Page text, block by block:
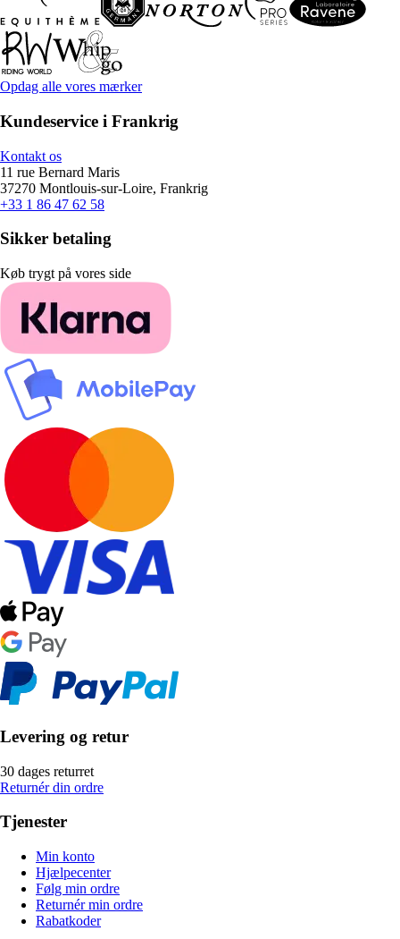
Opdag alle vores mærker
Kundeservice i Frankrig
Kontakt os
11 rue Bernard Maris
37270 Montlouis-sur-Loire, Frankrig
+33 1 86 47 62 58
Sikker betaling
Køb trygt på vores side
Levering og retur
30 dages returret
Returnér din ordre
Tjenester
Min konto
Hjælpecenter
Følg min ordre
Returnér min ordre
Rabatkoder